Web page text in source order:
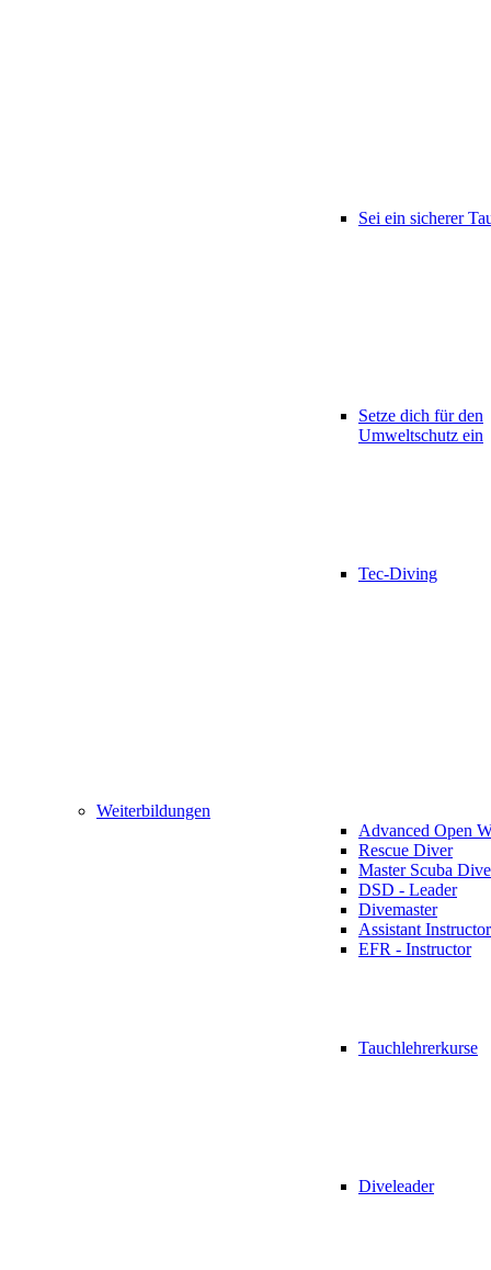
Sei ein sicherer
Setze dich für den
Umweltschutz ein
Tec-Diving
Weiterbildungen
Advanced Open
Rescue Diver
Master Scuba
DSD - Leader
Divemaster
Assistant Instructor
EFR - Instructor
Tauchlehrerkurse
Diveleader